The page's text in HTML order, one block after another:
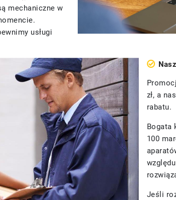
mechaniczne w
usługi
zł, a
rabatu.
Bogata
100
Jeśli